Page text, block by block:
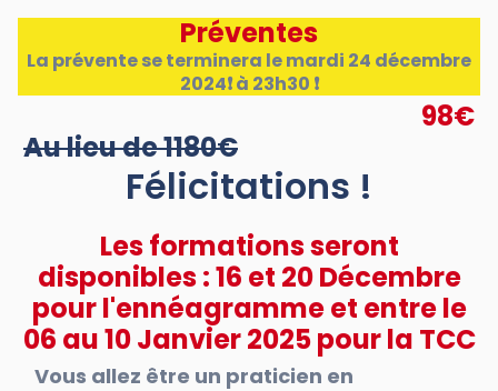
Préventes
La prévente se terminera le mardi 24 décembre
2024❗ à 23h30 ❗
98€
Au lieu de 1180€
Félicitations !
Les formations seront
disponibles : 16 et 20 Décembre
pour l'ennéagramme et entre le
06 au 10 Janvier 2025 pour la TCC
Vous allez être un praticien en